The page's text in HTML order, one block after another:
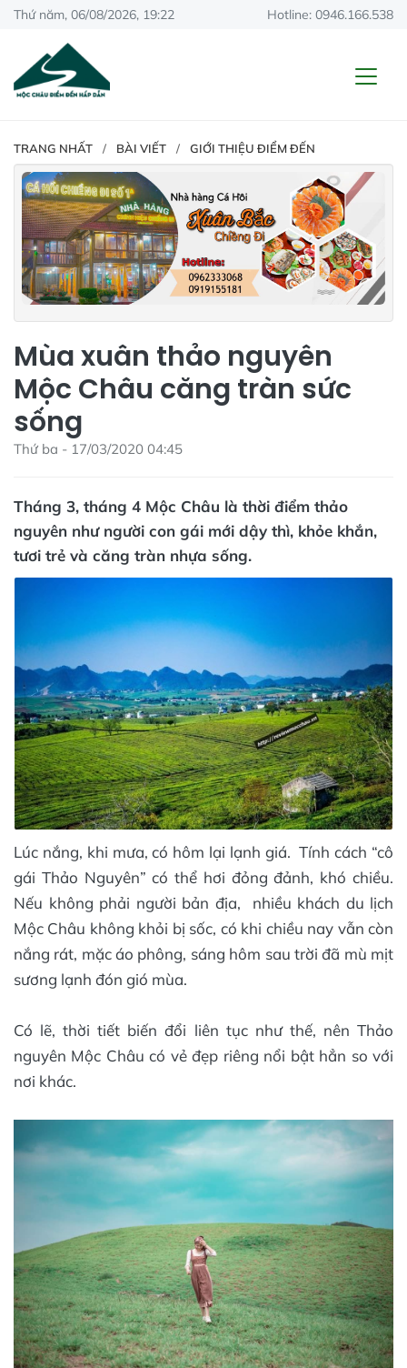
Thứ năm, 06/08/2026, 19:22 Hotline: 0946.166.538
TRANG NHẤT BÀI VIẾT GIỚI THIỆU ĐIỂM ĐẾN
Mùa xuân thảo nguyên
Mộc Châu căng tràn sức
sống
Thứ ba - 17/03/2020 04:45
Tháng 3, tháng 4 Mộc Châu là thời điểm thảo
nguyên như người con gái mới dậy thì, khỏe khắn,
tươi trẻ và căng tràn nhựa sống.
Lúc nắng, khi mưa, có hôm lại lạnh giá. Tính cách “cô
gái Thảo Nguyên” có thể hơi đỏng đảnh, khó chiều.
Nếu không phải người bản địa, nhiều khách du lịch
Mộc Châu không khỏi bị sốc, có khi chiều nay vẫn còn
nắng rát, mặc áo phông, sáng hôm sau trời đã mù mịt
sương lạnh đón gió mùa.
Có lẽ, thời tiết biến đổi liên tục như thế, nên Thảo
nguyên Mộc Châu có vẻ đẹp riêng nổi bật hẳn so với
nơi khác.